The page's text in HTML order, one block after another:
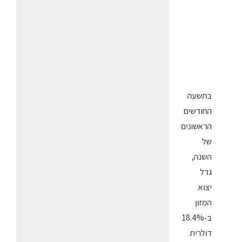
בתשעה
החודשים
הראשונים
של
השנה,
גדל
יצוא
המזון
ב-18.4%
דולרית